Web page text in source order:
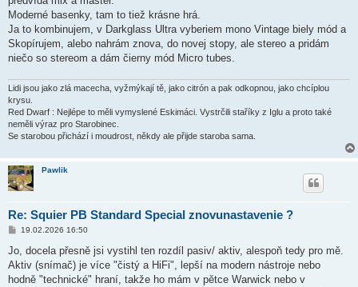
Moderné basenky, tam to tiež krásne hrá.
Ja to kombinujem, v Darkglass Ultra vyberiem mono Vintage biely mód a
Skopírujem, alebo nahrám znova, do novej stopy, ale stereo a pridám
niečo so stereom a dám čierny mód Micro tubes.
Lidi jsou jako zlá macecha, vyžmýkají tě, jako citrón a pak odkopnou, jako chcíplou
krysu.
Red Dwarf : Nejlépe to měli vymyslené Eskimáci. Vystrčili staříky z Iglu a proto také
neměli výraz pro Starobinec.
Se starobou přichází i moudrost, někdy ale přijde staroba sama.
Pawlik
Re: Squier PB Standard Special znovunastavenie ?
P
í
s
p
ě
19.02.2026 16:50
Jo, docela přesně jsi vystihl ten rozdíl pasiv/ aktiv, alespoň tedy pro mě.
Aktiv (snímač) je více "čistý a HiFi", lepší na modern nástroje nebo
hodně "technické" hraní, takže ho mám v pětce Warwick nebo v